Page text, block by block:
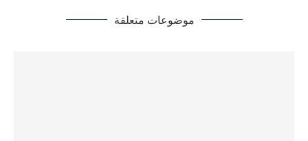
موضوعات متعلقة